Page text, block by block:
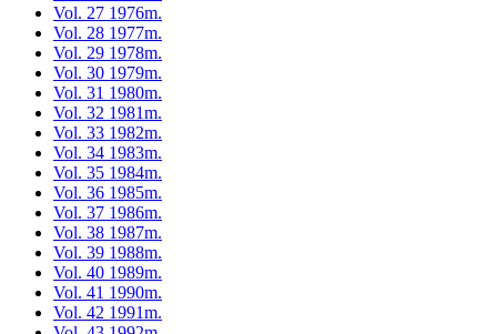
Vol. 27 1976m.
Vol. 28 1977m.
Vol. 29 1978m.
Vol. 30 1979m.
Vol. 31 1980m.
Vol. 32 1981m.
Vol. 33 1982m.
Vol. 34 1983m.
Vol. 35 1984m.
Vol. 36 1985m.
Vol. 37 1986m.
Vol. 38 1987m.
Vol. 39 1988m.
Vol. 40 1989m.
Vol. 41 1990m.
Vol. 42 1991m.